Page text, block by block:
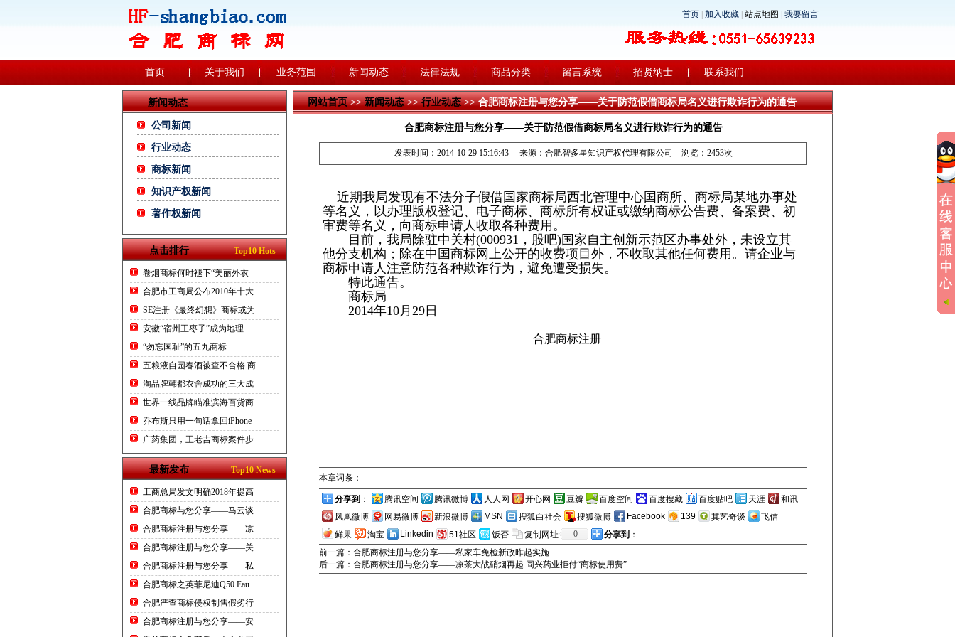
首页 加入收藏 站点地图 我要留言
首页 关于我们 业务范围 新闻动态 法律法规 商品分类 留言系统 招贤纳士 联系我们
新闻动态
公司新闻
行业动态
商标新闻
知识产权新闻
著作权新闻
点击排行 Top10 Hots
卷烟商标何时褪下“美丽外衣
合肥市工商局公布2010年十大
SE注册《最终幻想》商标或为
安徽“宿州王枣子”成为地理
“勿忘国耻”的五九商标
五粮液自园春酒被查不合格 商
淘品牌韩都衣舍成功的三大成
世界一线品牌瞄准滨海百货商
乔布斯只用一句话拿回iPhone
广药集团，王老吉商标案件步
最新发布 Top10 News
工商总局发文明确2018年提高
合肥商标与您分享——马云谈
合肥商标注册与您分享——凉
合肥商标注册与您分享——关
合肥商标注册与您分享——私
合肥商标之英菲尼迪Q50 Eau
合肥严查商标侵权制售假劣行
合肥商标注册与您分享——安
网站首页>>新闻动态>>行业动态>> 合肥商标注册与您分享——关于防范假借商标局名义进行欺诈行为的通告
合肥商标注册与您分享——关于防范假借商标局名义进行欺诈行为的通告
发表时间：2014-10-29 15:16:43 来源： 合肥智多星知识产权代理有限公司 浏览：2453次
近期我局发现有不法分子假借国家商标局西北管理中心国商所、商标局某地办事处
等名义，以办理版权登记、电子商标、商标所有权证或缴纳商标公告费、备案费、初
审费等名义，向商标申请人收取各种费用。
目前，我局除驻中关村(000931，股吧)国家自主创新示范区办事处外，未设立其
他分支机构；除在中国商标网上公开的收费项目外，不收取其他任何费用。请企业与
商标申请人注意防范各种欺诈行为，避免遭受损失。
特此通告。
商标局
2014年10月29日
合肥商标注册
本章词条：
分享到 ： 腾讯空间 腾讯微博 人人网 开心网 豆瓣 百度空间 百度搜藏 百度贴吧 天涯
和讯
凤凰微博
网易微博 新浪微博 MSN 搜狐白社会 搜狐微博 Facebook 139 其艺奇谈
飞信
鲜果
淘宝 Linkedin 51社区 饭否 复制网址 0 分享到 ：
前一篇：合肥商标注册与您分享——私家车免检新政昨起实施
后一篇：合肥商标注册与您分享——凉茶大战硝烟再起 同兴药业拒付“商标使用费”